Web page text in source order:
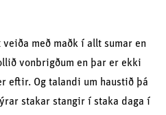
með maðk í allt sumar en
vonbrigðum en þar er ekki
eftir. Og talandi um haustið þá
stakar stangir í staka daga í